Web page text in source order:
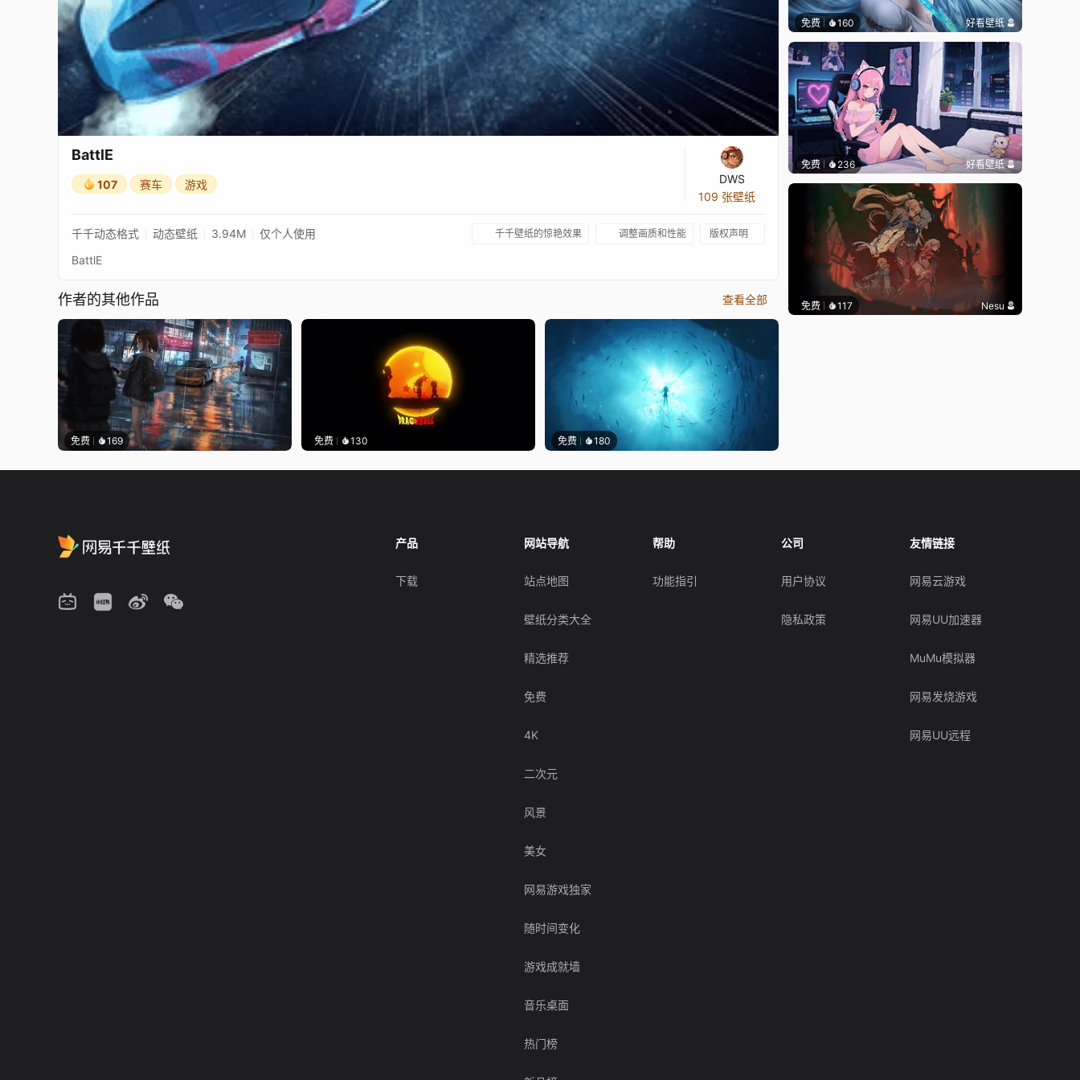
BattlE
107 赛车 游戏
DWS
109 张壁纸
千千动态格式 动态壁纸 3.94M 仅个人使用 千千壁纸的惊艳效果 调整画质和性能 版权声明
BattlE
作者的其他作品 查看全部
免费 169 免费 130 免费 180
免费 160 好看壁纸
免费 236 好看壁纸
免费 117 Nesu
产品
下载
网站导航
站点地图
壁纸分类大全
精选推荐
免费
4K
二次元
风景
美女
网易游戏独家
随时间变化
游戏成就墙
音乐桌面
热门榜
帮助
功能指引
公司
用户协议
隐私政策
友情链接
网易云游戏
网易UU加速器
MuMu模拟器
网易发烧游戏
网易UU远程